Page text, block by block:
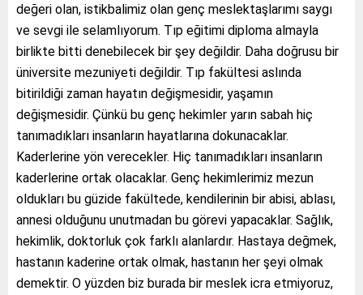
değeri olan, istikbalimiz olan genç meslektaşlarımı saygı
ve sevgi ile selamlıyorum. Tıp eğitimi diploma almayla
birlikte bitti denebilecek bir şey değildir. Daha doğrusu bir
üniversite mezuniyeti değildir. Tıp fakültesi aslında
bitirildiği zaman hayatın değişmesidir, yaşamın
değişmesidir. Çünkü bu genç hekimler yarın sabah hiç
tanımadıkları insanların hayatlarına dokunacaklar.
Kaderlerine yön verecekler. Hiç tanımadıkları insanların
kaderlerine ortak olacaklar. Genç hekimlerimiz mezun
oldukları bu güzide fakültede, kendilerinin bir abisi, ablası,
annesi olduğunu unutmadan bu görevi yapacaklar. Sağlık,
hekimlik, doktorluk çok farklı alanlardır. Hastaya değmek,
hastanın kaderine ortak olmak, hastanın her şeyi olmak
demektir. O yüzden biz burada bir meslek icra etmiyoruz,